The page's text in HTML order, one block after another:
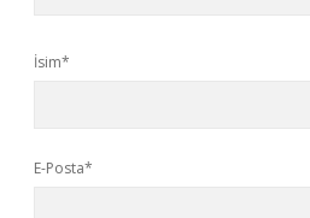
İsim*
E-Posta*